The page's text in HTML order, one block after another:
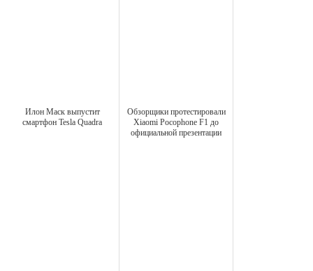
Илон Маск выпустит
смартфон Tesla Quadra
Обзорщики протестировали
Xiaomi Pocophone F1 до
официальной презентации